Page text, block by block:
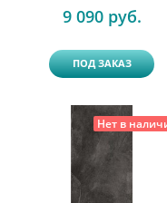
9 090 руб.
ПОД ЗАКАЗ
Нет в